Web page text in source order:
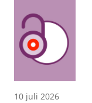
10 juli 2026